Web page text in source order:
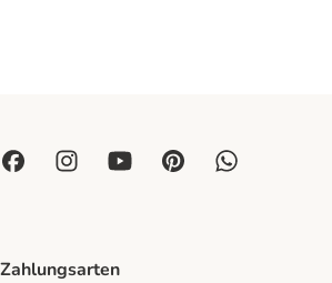
Zahlungsarten